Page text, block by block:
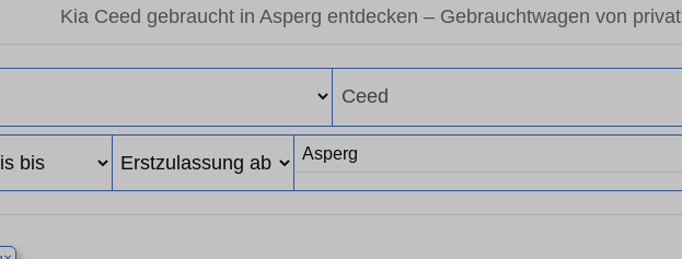
Kia Ceed gebraucht in Asperg entdecken – Gebrauchtwagen von